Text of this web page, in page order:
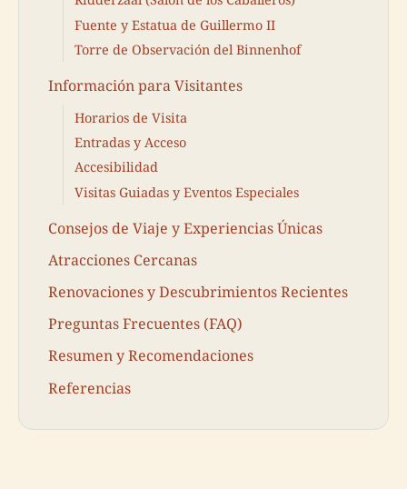
Fuente y Estatua de Guillermo II
Torre de Observación del Binnenhof
Información para Visitantes
Horarios de Visita
Entradas y Acceso
Accesibilidad
Visitas Guiadas y Eventos Especiales
Consejos de Viaje y Experiencias Únicas
Atracciones Cercanas
Renovaciones y Descubrimientos Recientes
Preguntas Frecuentes (FAQ)
Resumen y Recomendaciones
Referencias